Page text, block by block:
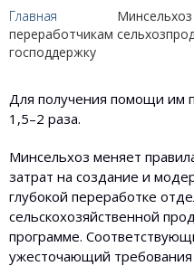
Главная
переработчикам
господдержку
Для получения помощи им
1,5–2 раза.
Минсельхоз меняет
затрат на создание и
глубокой переработке
сельскохозяйственной
программе.
ужесточающий требования